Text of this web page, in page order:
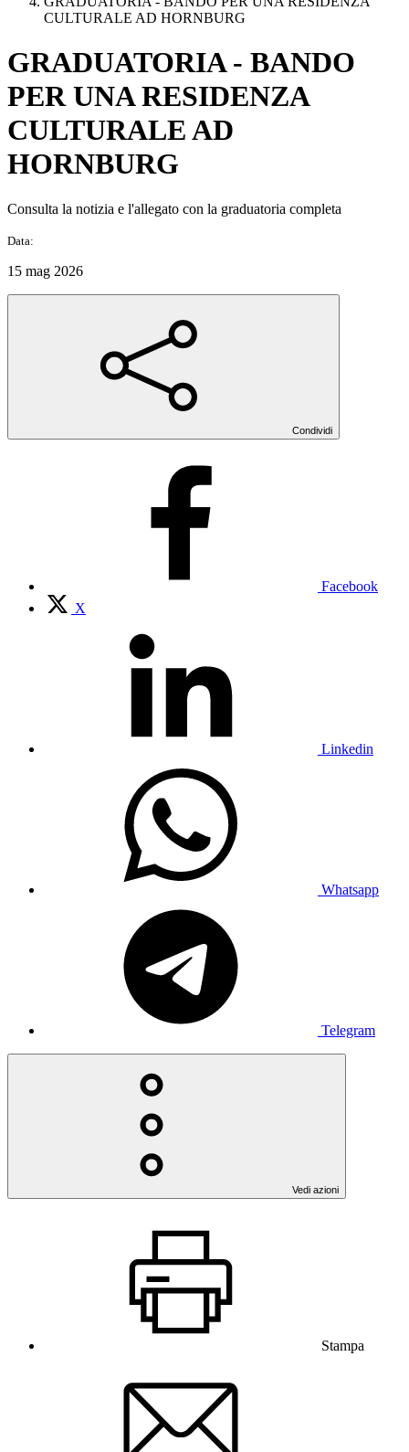
CULTURALE AD HORNBURG
GRADUATORIA - BANDO
PER UNA RESIDENZA
CULTURALE AD
HORNBURG
Consulta la notizia e l'allegato con la graduatoria completa
Data:
15 mag 2026
Condividi
Facebook
X
Linkedin
Whatsapp
Telegram
Vedi azioni
Stampa